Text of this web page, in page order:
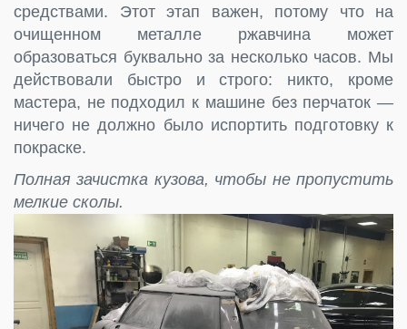
средствами. Этот этап важен, потому что на
очищенном металле ржавчина может
образоваться буквально за несколько часов. Мы
действовали быстро и строго: никто, кроме
мастера, не подходил к машине без перчаток —
ничего не должно было испортить подготовку к
покраске.
Полная зачистка кузова, чтобы не пропустить
мелкие сколы.